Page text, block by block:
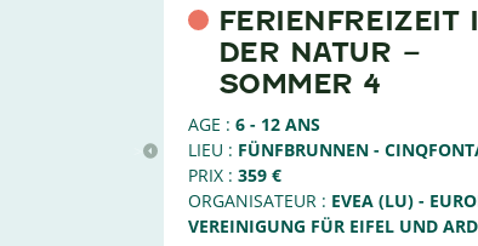
FERIENFREIZEIT
DER NATUR –
SOMMER 4
AGE : 6 - 12 ANS
LIEU : FÜNFBRUNNEN -
PRIX : 359 €
ORGANISATEUR : EVEA (LU) -
VEREINIGUNG FÜR EIFEL UND